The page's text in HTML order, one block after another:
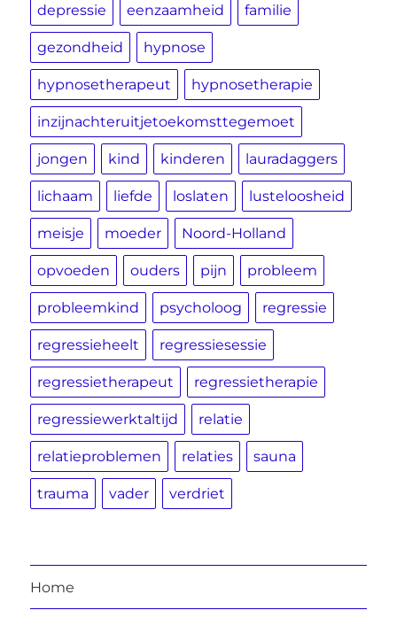
depressie eenzaamheid familie
gezondheid hypnose
hypnosetherapeut hypnosetherapie
inzijnachteruitjetoekomsttegemoet
jongen kind kinderen lauradaggers
lichaam liefde loslaten lusteloosheid
meisje moeder Noord-Holland
opvoeden ouders pijn probleem
probleemkind psycholoog regressie
regressieheelt regressiesessie
regressietherapeut regressietherapie
regressiewerktaltijd relatie
relatieproblemen relaties sauna
trauma vader verdriet
Home